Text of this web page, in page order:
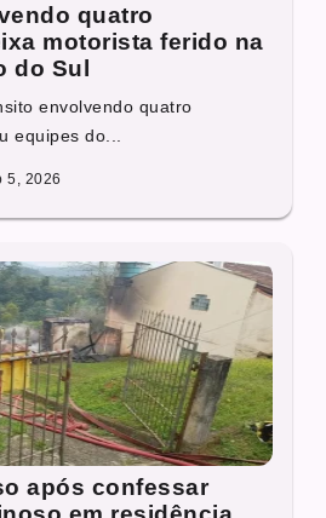
quatro
motorista ferido na
do Sul
envolvendo quatro
equipes do...
5, 2026
após confessar